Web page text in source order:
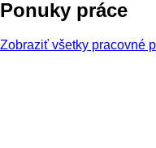
Ponuky práce
Zobraziť všetky pracovné